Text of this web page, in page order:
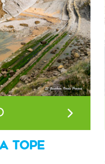
TOPE